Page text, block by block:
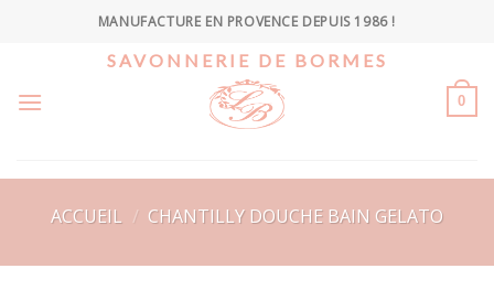
MANUFACTURE EN PROVENCE DEPUIS 1986 !
SAVONNERIE DE BORMES
0
ACCUEIL / CHANTILLY DOUCHE BAIN GELATO